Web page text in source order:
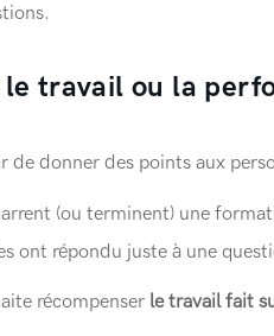
travail ou la
donner des points aux
(ou terminent) une
ont répondu juste à une
récompenser le travail fait